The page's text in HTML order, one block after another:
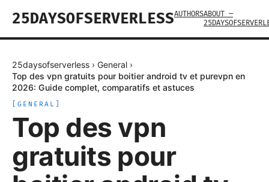
25DAYSOFSERVERLESSAUTHORSABOUT —
25daysofserverless › General ›
Top des vpn gratuits pour boitier android tv et purevpn en
2026: Guide complet, comparatifs et astuces
GENERAL
Top des vpn
gratuits pour